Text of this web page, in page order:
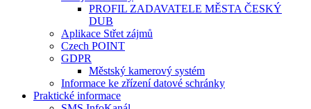
PROFIL ZADAVATELE MĚSTA ČESKÝ
DUB
Aplikace Střet zájmů
Czech POINT
GDPR
Městský kamerový systém
Informace ke zřízení datové schránky
Praktické informace